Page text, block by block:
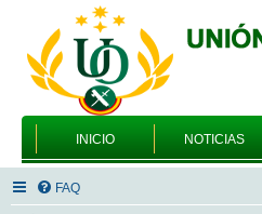
INICIO NOTICIAS
FAQ